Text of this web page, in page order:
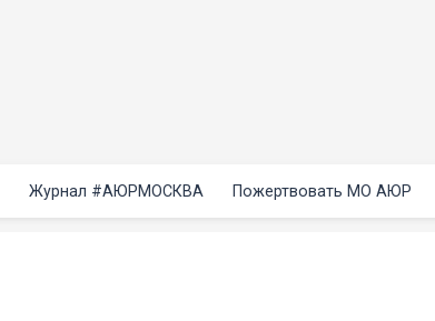
Журнал #АЮРМОСКВА Пожертвовать МО АЮР